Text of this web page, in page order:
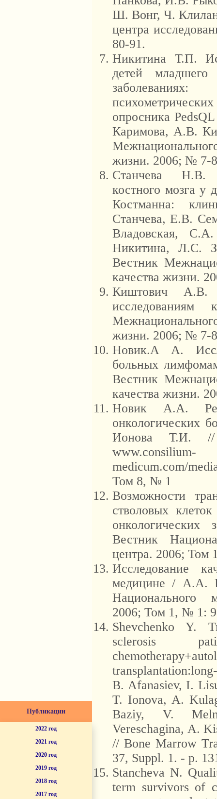
Публикации
2022 год
2021 год
2020 год
2019 год
2018 год
2017 год
Ш. Вонг, Ч.
центра
80-91.
Никитина Т.П.
детей младшего
опросника
Каримова, А.В.
жизни. 2006; № 7-
Станчева Н.В.
костного мозга у
Костманна:
Станчева, Е.В.
Владовская,
Никитина, Л.С.
Вестник
качества жизни.
Киштович А.В.
жизни. 2006; № 7-
Новик.А А.
больных
Вестник
качества жизни.
Новик А.А.
онкологических
Ионова Т.И. //
www.consilium-
medicum.com/
Том 8, № 1
Возможности
стволовых
Вестник
центра. 2006; Том
Исследование
медицине / А.А.
Национального
2006; Том 1, № 1:
Shevchenko Y.
sclerosis
B. Afanasiev, I.
T. Ionova, A.
Baziy, V.
Vereschagina, A.
// Bone Marrow
37, Suppl. 1. - p.
Stancheva N.
term survivors of